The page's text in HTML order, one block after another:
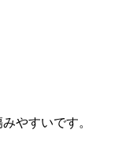
やすいです。